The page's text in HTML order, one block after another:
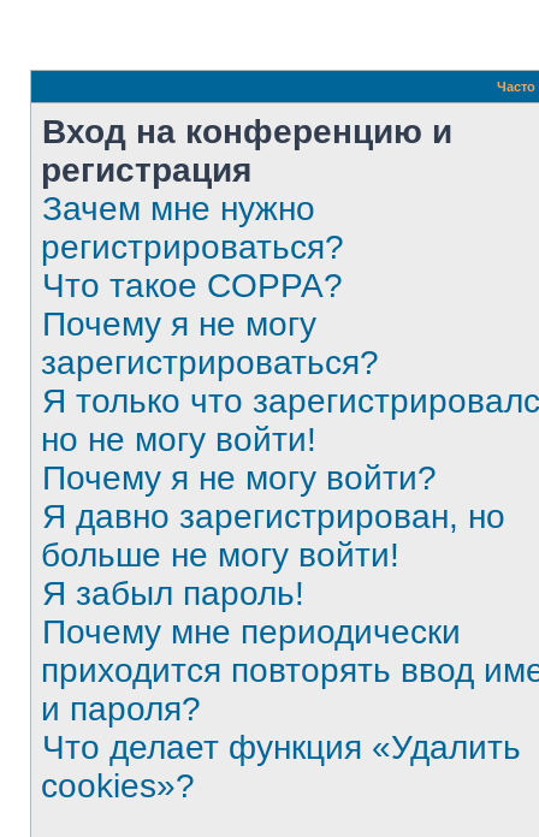
Вход на конференцию и
регистрация
Зачем мне нужно
регистрироваться?
Что такое COPPA?
Почему я не могу
зарегистрироваться?
Я только что
но не могу войти!
Почему я не могу войти?
Я давно зарегистрирован, но
больше не могу войти!
Я забыл пароль!
Почему мне периодически
приходится повторять ввод
и пароля?
Что делает функция «Удалить
cookies»?